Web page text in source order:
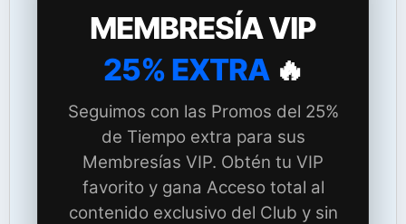
MEMBRESÍA VIP
25% EXTRA🔥
Seguimos con las Promos del 25%
de Tiempo extra para sus
Membresías VIP. Obtén tu VIP
favorito y gana Acceso total al
contenido exclusivo del Club y sin